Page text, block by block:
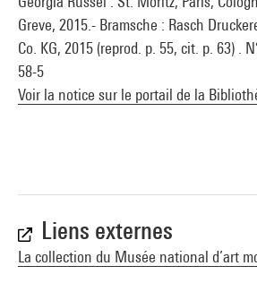
Greve, 2015.- Bramsche : Rasch
Co. KG, 2015 (reprod. p. 55, cit. p. 63) .
58-5
Voir la notice sur le portail de la
Liens externes
La collection du Musée national d’art